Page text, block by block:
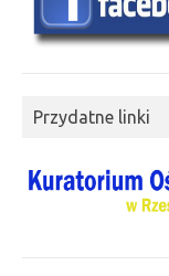
Przydatne linki